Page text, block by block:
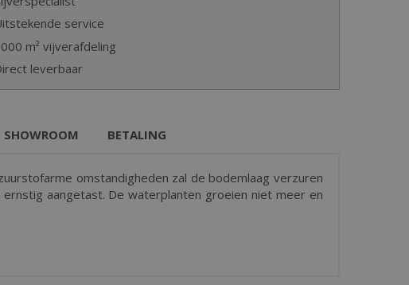
service
m² vijverafdeling
leverbaar
SHOWROOM BETALING
omstandigheden zal de bodemlaag verzuren
aangetast. De waterplanten groeien niet meer en